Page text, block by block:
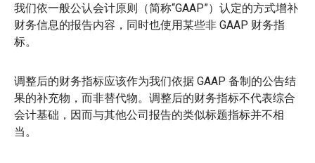
我们依一般公认会计原则（简称“GAAP”）认定的方式增补
财务信息的报告内容，同时也使用某些非 GAAP 财务指
标。
调整后的财务指标应该作为我们依据 GAAP 备制的公告结
果的补充物，而非替代物。调整后的财务指标不代表综合
会计基础，因而与其他公司报告的类似标题指标并不相
当。